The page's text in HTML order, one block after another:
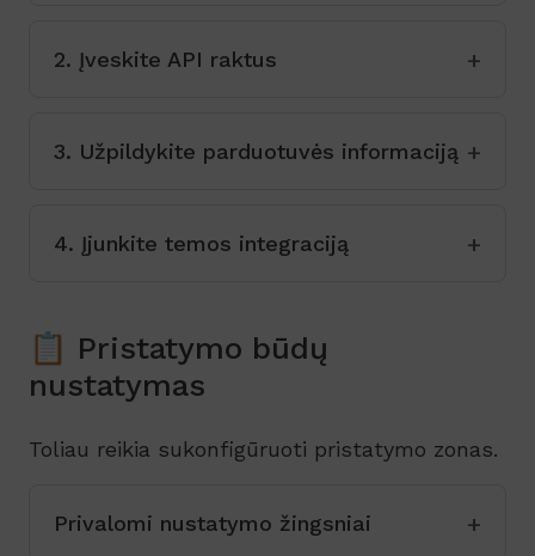
2. Įveskite API raktus
3. Užpildykite parduotuvės informaciją
4. Įjunkite temos integraciją
📋 Pristatymo būdų
nustatymas
Toliau reikia sukonfigūruoti pristatymo zonas.
Privalomi nustatymo žingsniai